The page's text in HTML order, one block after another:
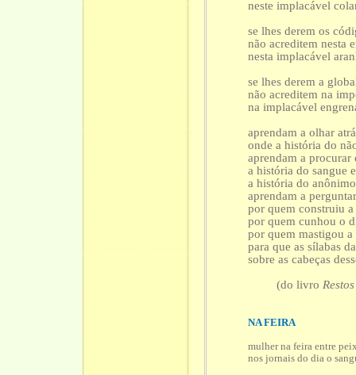
neste implacável
se lhes derem os
não acreditem nesta
nesta implacável
se lhes derem a
não acreditem na
na implacável
aprendam a olhar
onde a história do
aprendam a procurar
a história do sangue
a história do
aprendam a
por quem construiu
por quem cunhou o
por quem mastigou
para que as sílabas
sobre as cabeças
(do livro
NA FEIRA
mulher na feira entre
nos jornais do dia o